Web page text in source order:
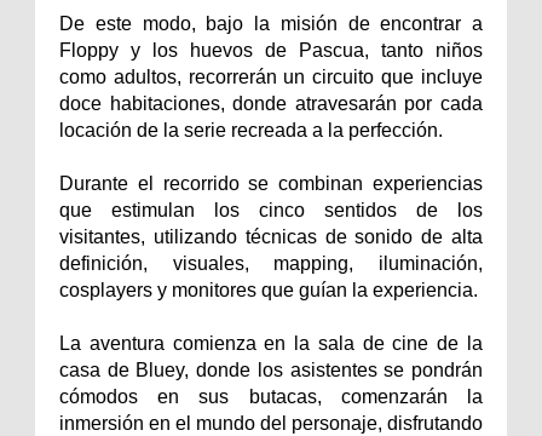
De este modo, bajo la misión de encontrar a
Floppy y los huevos de Pascua, tanto niños
como adultos, recorrerán un circuito que incluye
doce habitaciones, donde atravesarán por cada
locación de la serie recreada a la perfección.
Durante el recorrido se combinan experiencias
que estimulan los cinco sentidos de los
visitantes, utilizando técnicas de sonido de alta
definición, visuales, mapping, iluminación,
cosplayers y monitores que guían la experiencia.
La aventura comienza en la sala de cine de la
casa de Bluey, donde los asistentes se pondrán
cómodos en sus butacas, comenzarán la
inmersión en el mundo del personaje, disfrutando